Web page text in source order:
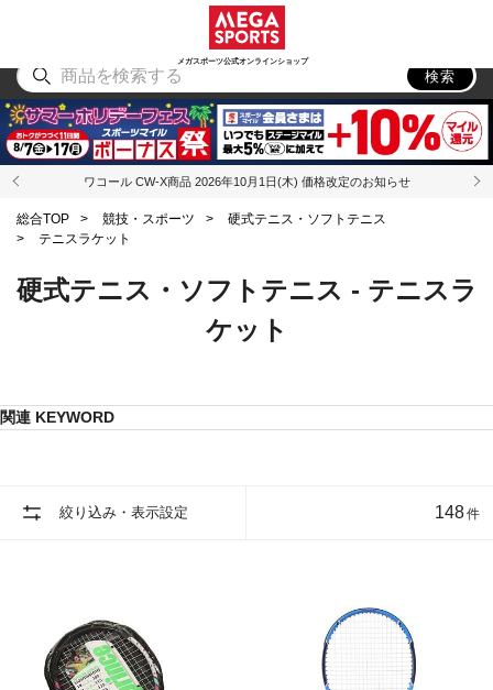
メガスポーツ公式オンラインショップ
アウトドア
検索
ワコール CW-X商品 2026年10月1日(木) 価格改定のお知らせ
総合TOP > 競技・スポーツ >
硬式テニス・ソフトテニス
>
テニスラケット
硬式テニス・ソフトテニス - テニスラ
ケット
関連 KEYWORD
絞り込み・表示設定 148件